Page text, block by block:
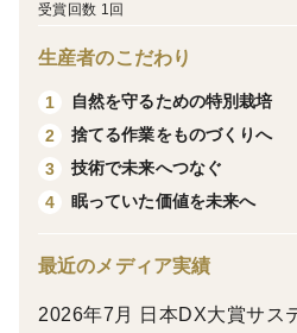
真っ白な果肉、ほどよいかた
未希ライフは、1986年（昭和
受賞回数 1回
生産者のこだわり
1
自然を守るための特別栽培
2
捨てる作業をものづくりへ
3
技術で未来へつなぐ
4
眠っていた価値を未来へ
最近のメディア実績
2026年7月 日本DX大賞サス